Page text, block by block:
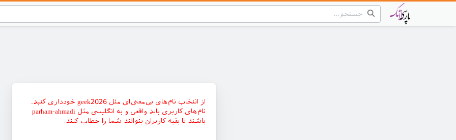
از انتخاب نام‌های بی‌معنی‌ای مثل geek2026 خودداری کنید.
نام‌های کاربری باید واقعی و به انگلیسی مثل parham-ahmadi
باشند تا بقیه کاربران بتوانند شما را خطاب کنند.